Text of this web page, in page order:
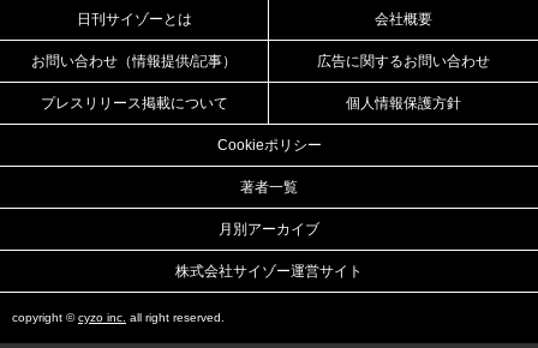
日刊サイゾーとは 会社概要
お問い合わせ（情報提供/記事） 広告に関するお問い合わせ
プレスリリース掲載について 個人情報保護方針
Cookieポリシー
著者一覧
月別アーカイブ
株式会社サイゾー運営サイト
copyright ©cyzo inc. all right reserved.